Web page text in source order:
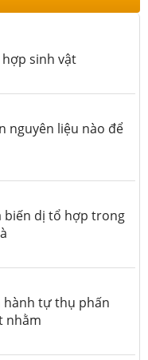
sinh vật
nguyên liệu nào để
biến dị tổ hợp trong
hành tự thụ phấn
nhằm